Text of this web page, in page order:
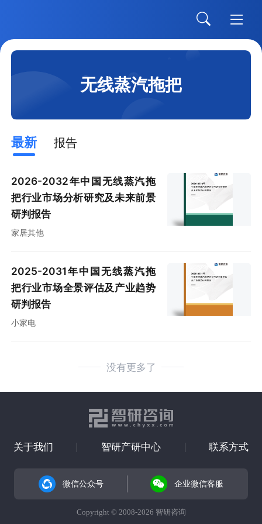
无线蒸汽拖把
最新 报告
2026-2032年中国无线蒸汽拖
把行业市场分析研究及未来前景
研判报告
家居其他
2025-2031年中国无线蒸汽拖
把行业市场全景评估及产业趋势
研判报告
小家电
没有更多了
关于我们 智研产研中心 联系方式
微信公众号 企业微信客服
Copyright © 2008-2026 智研咨询